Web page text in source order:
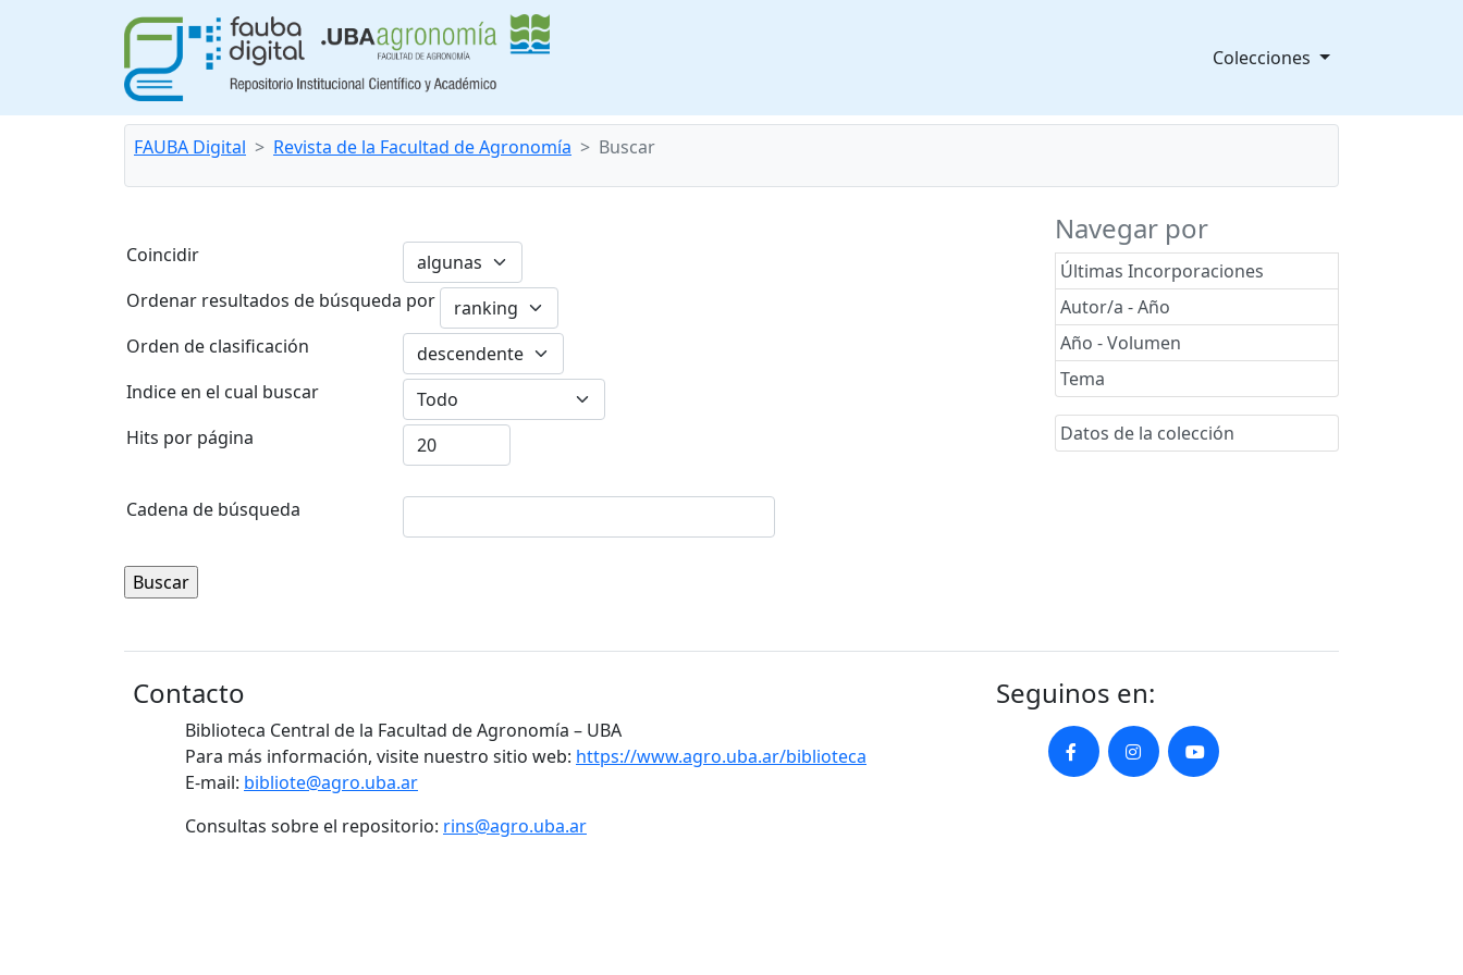
Colecciones
FAUBA Digital Revista de la Facultad de Agronomía Buscar
Navegar por
Últimas Incorporaciones
Autor/a - Año
Año - Volumen
Tema
Datos de la colección
Coincidir
Ordenar resultados de búsqueda por
Orden de clasificación
Indice en el cual buscar
Hits por página
Cadena de búsqueda
Contacto
Biblioteca Central de la Facultad de Agronomía – UBA
Para más información, visite nuestro sitio web: https://www.agro.uba.ar/biblioteca
E-mail: bibliote@agro.uba.ar
Consultas sobre el repositorio: rins@agro.uba.ar
Seguinos en: